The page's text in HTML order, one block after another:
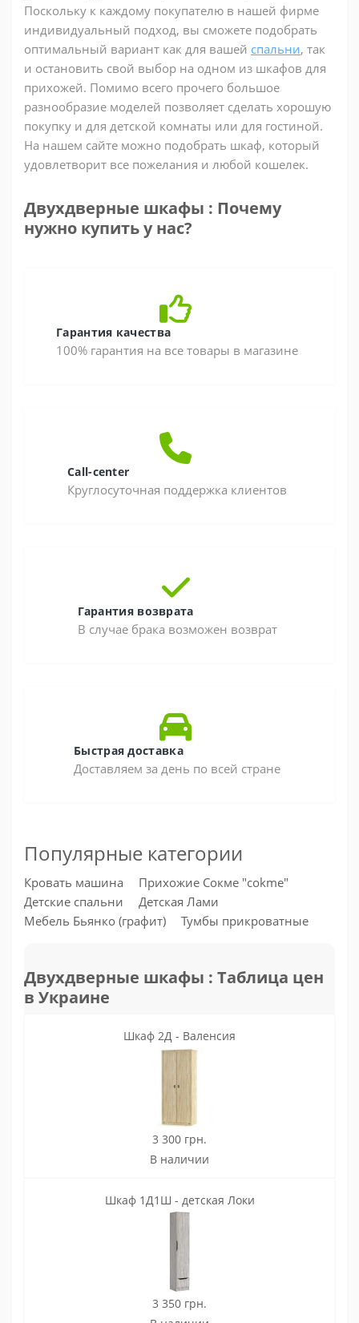
Поскольку к каждому покупателю в нашей фирме
индивидуальный подход, вы сможете подобрать
оптимальный вариант как для вашей спальни, так
и остановить свой выбор на одном из шкафов для
прихожей. Помимо всего прочего большое
разнообразие моделей позволяет сделать хорошую
покупку и для детской комнаты или для гостиной.
На нашем сайте можно подобрать шкаф, который
удовлетворит все пожелания и любой кошелек.
Двухдверные шкафы : Почему
нужно купить у нас?
Гарантия качества
100% гарантия на все товары в магазине
Call-center
Круглосуточная поддержка клиентов
Гарантия возврата
В случае брака возможен возврат
Быстрая доставка
Доставляем за день по всей стране
Популярные категории
Кровать машина
Прихожие Сокме "cokme"
Детские спальни
Детская Лами
Мебель Бьянко (графит)
Тумбы прикроватные
Двухдверные шкафы : Таблица цен
в Украине
Шкаф 2Д - Валенсия
3 300 грн.
В наличии
Шкаф 1Д1Ш - детская Локи
3 350 грн.